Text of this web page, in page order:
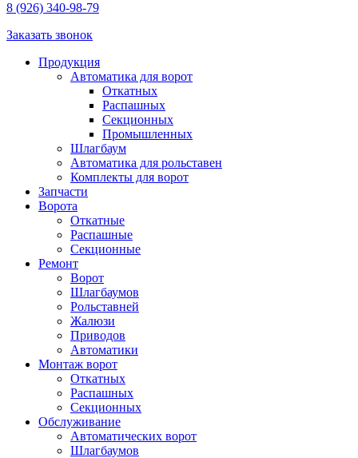
8 (926) 340-98-79
Заказать звонок
Продукция
Автоматика для ворот
Откатных
Распашных
Секционных
Промышленных
Шлагбаум
Автоматика для рольставен
Комплекты для ворот
Запчасти
Ворота
Откатные
Распашные
Секционные
Ремонт
Ворот
Шлагбаумов
Рольставней
Жалюзи
Приводов
Автоматики
Монтаж ворот
Откатных
Распашных
Секционных
Обслуживание
Автоматических ворот
Шлагбаумов